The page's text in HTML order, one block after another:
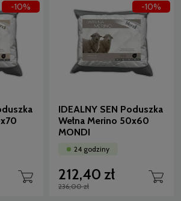
-10%
IDEALNY SEN Poduszka
Wełna Merino 50x60
MONDI
24 godziny
212,40 zł
236,00 zł
-10%